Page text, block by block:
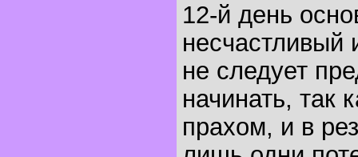
12-й день
несчастливый
не следует
начинать, так
прахом, и в